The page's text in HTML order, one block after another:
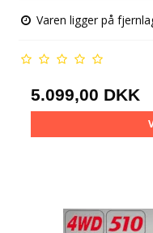
Varen ligger på
5.099,00 DKK